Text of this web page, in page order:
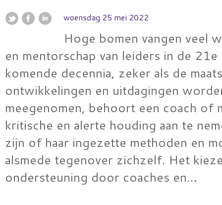
woensdag 25 mei 2022
Hoge bomen vangen veel
en mentorschap van leiders in de
komende decennia, zeker als de
ontwikkelingen en uitdagingen
meegenomen, behoort een coach of
kritische en alerte houding aan te
zijn of haar ingezette methoden en
alsmede tegenover zichzelf. Het
ondersteuning door coaches en…